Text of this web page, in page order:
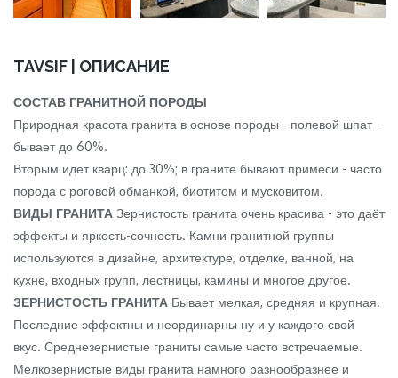
TAVSIF | ОПИСАНИЕ
СОСТАВ ГРАНИТНОЙ ПОРОДЫ
Природная красота гранита в основе породы - полевой шпат -
бывает до 60%.
Вторым идет кварц: до 30%; в граните бывают примеси - часто
порода с роговой обманкой, биотитом и мусковитом.
ВИДЫ ГРАНИТА Зернистость гранита очень красива - это даёт
эффекты и яркость-сочность. Камни гранитной группы
используются в дизайне, архитектуре, отделке, ванной, на
кухне, входных групп, лестницы, камины и многое другое.
ЗЕРНИСТОСТЬ ГРАНИТА Бывает мелкая, средняя и крупная.
Последние эффектны и неординарны ну и у каждого свой
вкус. Среднезернистые граниты самые часто встречаемые.
Мелкозернистые виды гранита намного разнообразнее и